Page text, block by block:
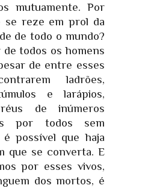
mutuamente. Por
se reze em prol da
de todo o mundo?
todos os homens
de entre esses
ladrões,
e larápios,
de inúmeros
por todos sem
possível que haja
que se converta. E
por esses vivos,
dos mortos, é